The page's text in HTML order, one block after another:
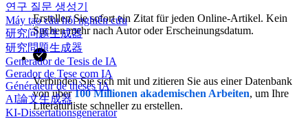
연구 질문 생성기
Máy tạo câu hỏi nghiên cứu
研究问题生成器
研究問題生成器
Generador de Tesis de IA
Gerador de Tese com IA
Générateur de thèses IA
AI論文生成器
KI-Dissertationsgenerator
Erstellen Sie sofort ein Zitat für jeden Online-Artikel. Kein
Suchen mehr nach Autor oder Erscheinungsdatum.
Verbinden Sie sich mit und zitieren Sie aus einer Datenbank
von über100 Millionen akademischen Arbeiten, um Ihre
Literaturliste schneller zu erstellen.